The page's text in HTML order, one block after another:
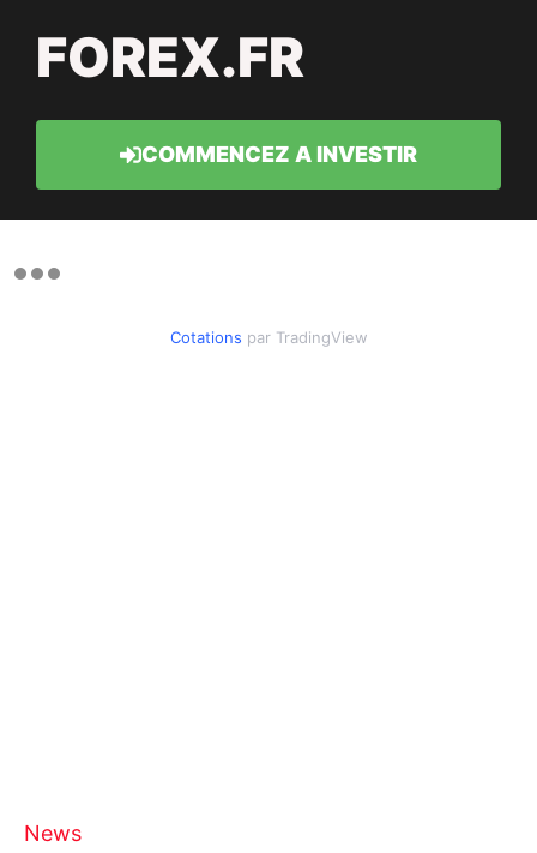
FOREX.FR
COMMENCEZ A INVESTIR
Cotations par TradingView
News